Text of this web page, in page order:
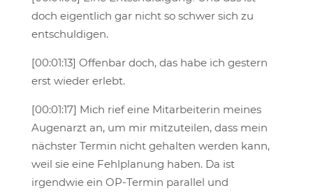
doch eigentlich gar nicht so schwer sich zu
entschuldigen.
[00:01:13] Offenbar doch, das habe ich gestern
erst wieder erlebt.
[00:01:17] Mich rief eine Mitarbeiterin meines
Augenarzt an, um mir mitzuteilen, dass mein
nächster Termin nicht gehalten werden kann,
weil sie eine Fehlplanung haben. Da ist
irgendwie ein OP-Termin parallel und